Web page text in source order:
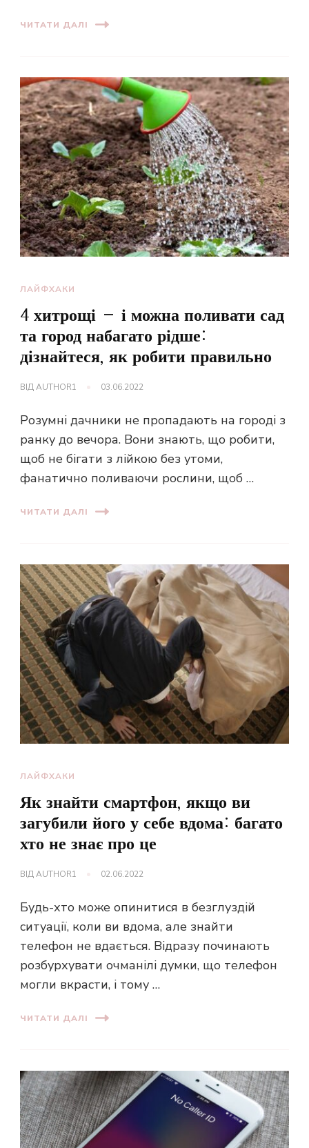
ЧИТАТИ ДАЛІ
ЛАЙФХАКИ
4 хитрощі – і можна поливати сад
та город набагато рідше:
дізнайтеся, як робити правильно
ВІДAUTHOR1 03.06.2022
Розумні дачники не пропадають на городі з
ранку до вечора. Вони знають, що робити,
щоб не бігати з лійкою без утоми,
фанатично поливаючи рослини, щоб …
ЧИТАТИ ДАЛІ
ЛАЙФХАКИ
Як знайти смартфон, якщо ви
загубили його у себе вдома: багато
хто не знає про це
ВІДAUTHOR1 02.06.2022
Будь-хто може опинитися в безглуздій
ситуації, коли ви вдома, але знайти
телефон не вдається. Відразу починають
розбурхувати очманілі думки, що телефон
могли вкрасти, і тому …
ЧИТАТИ ДАЛІ